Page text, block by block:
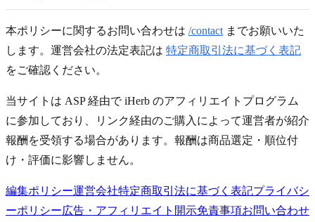
本ポリシーに関するお問い合わせは /contactまでお願いいた
します。運営会社の法定表記は 特定商取引法に基づく表記
をご確認ください。
当サイトは ASP 経由で iHerb のアフィリエイトプログラム
に参加しており、リンク経由のご購入によって運営者が紹介
報酬を受領する場合があります。報酬は商品選定・順位付
け・評価に影響しません。
編集ポリシー運営会社特定商取引法に基づく表記プライバシ
ーポリシー広告・アフィリエイト開示免責事項お問い合わせ